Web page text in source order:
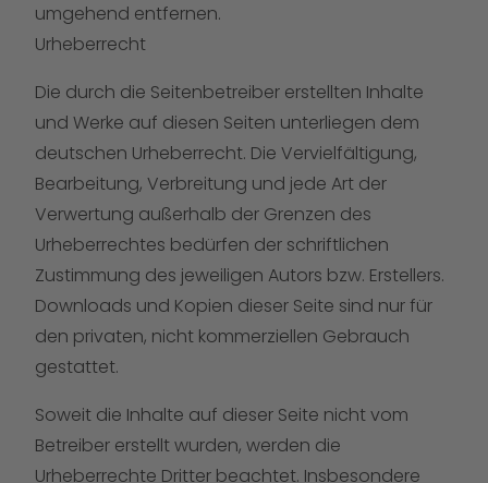
umgehend entfernen.
Urheberrecht
Die durch die Seitenbetreiber erstellten Inhalte
und Werke auf diesen Seiten unterliegen dem
deutschen Urheberrecht. Die Vervielfältigung,
Bearbeitung, Verbreitung und jede Art der
Verwertung außerhalb der Grenzen des
Urheberrechtes bedürfen der schriftlichen
Zustimmung des jeweiligen Autors bzw. Erstellers.
Downloads und Kopien dieser Seite sind nur für
den privaten, nicht kommerziellen Gebrauch
gestattet.
Soweit die Inhalte auf dieser Seite nicht vom
Betreiber erstellt wurden, werden die
Urheberrechte Dritter beachtet. Insbesondere